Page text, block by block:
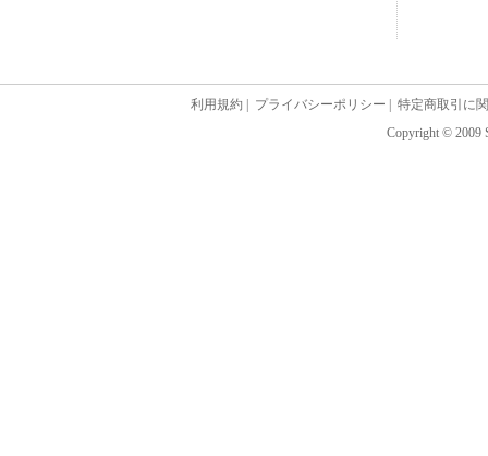
利用規約 プライバシーポリシー
特定商取引に
Copyright © 2009